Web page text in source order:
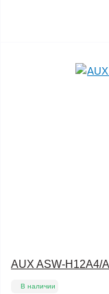
AUX ASW-H12A4/
В наличии